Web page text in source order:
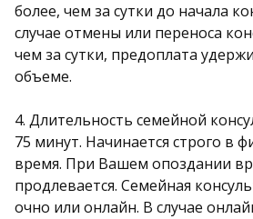
более, чем за сутки до начала
случае отмены или переноса
чем за сутки, предоплата
объеме.
4. Длительность семейной
75 минут. Начинается строго в
время. При Вашем опоздании
продлевается. Семейная
очно или онлайн. В случае